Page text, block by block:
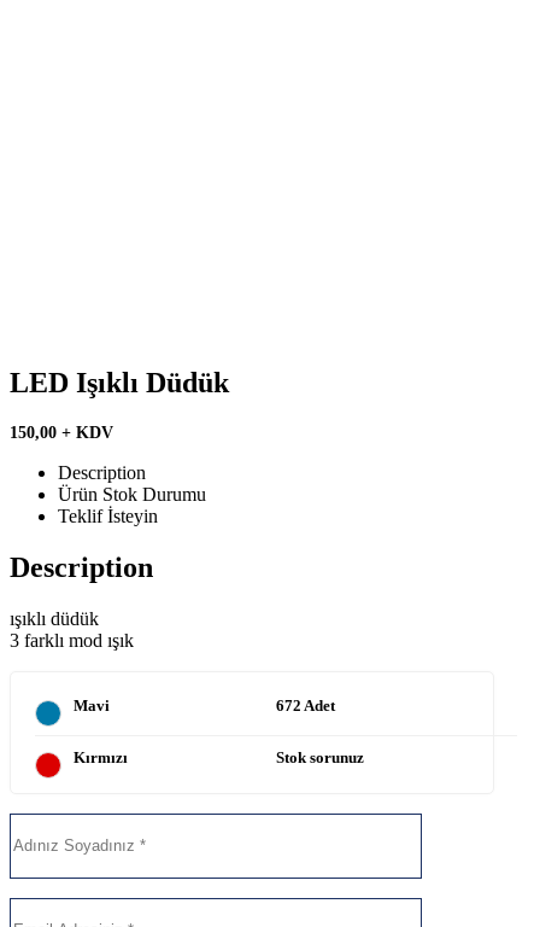
LED Işıklı Düdük
150,00 + KDV
Description
Ürün Stok Durumu
Teklif İsteyin
Description
ışıklı düdük
3 farklı mod ışık
Mavi 672 Adet
Kırmızı Stok sorunuz